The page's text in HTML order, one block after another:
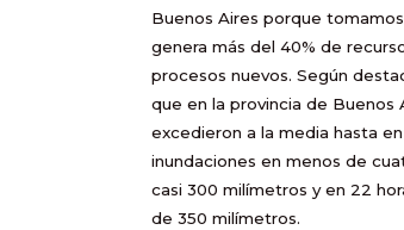
Buenos Aires porque
genera más del 40% de
procesos nuevos. Según
que en la provincia de
excedieron a la media hasta
inundaciones en menos de
casi 300 milímetros y en 22
de 350 milímetros.